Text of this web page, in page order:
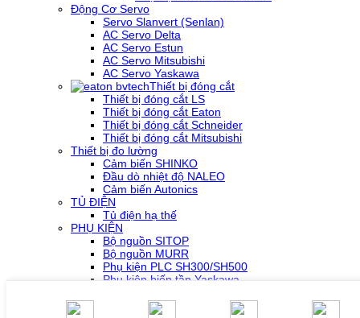
Động Cơ Servo
Servo Slanvert (Senlan)
AC Servo Delta
AC Servo Estun
AC Servo Mitsubishi
AC Servo Yaskawa
Thiết bị đóng cắt
Thiết bị đóng cắt LS
Thiết bị đóng cắt Eaton
Thiết bị đóng cắt Schneider
Thiết bị đóng cắt Mitsubishi
Thiết bị đo lường
Cảm biến SHINKO
Đầu dò nhiệt độ NALEO
Cảm biến Autonics
TỦ ĐIỆN
Tủ điện hạ thế
PHỤ KIỆN
Bộ nguồn SITOP
Bộ nguồn MURR
Phụ kiện PLC SH300/SH500
Phụ kiện biến tần Yaskawa
Phụ kiện Servo Sigma 7